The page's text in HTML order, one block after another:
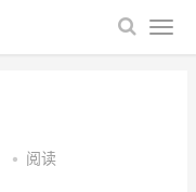
• 阅读